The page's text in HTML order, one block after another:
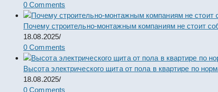
0 Comments
Почему строительно-монтажным компаниям не стоит
18.08.2025/
0 Comments
Высота электрического щита от пола в квартире по
18.08.2025/
0 Comments